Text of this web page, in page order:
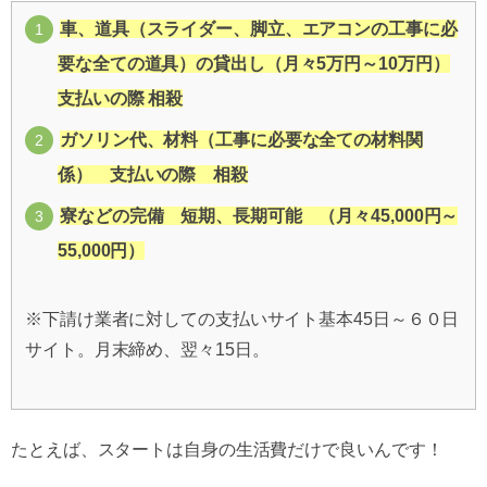
車、道具（スライダー、脚立、エアコンの工事に必
要な全ての道具）の貸出し（月々5万円～10万円）
支払いの際 相殺
ガソリン代、材料（工事に必要な全ての材料関
係） 支払いの際 相殺
寮などの完備 短期、長期可能 （月々45,000円～
55,000円）
※下請け業者に対しての支払いサイト基本45日～６０日
サイト。月末締め、翌々15日。
たとえば、スタートは自身の生活費だけで良いんです！